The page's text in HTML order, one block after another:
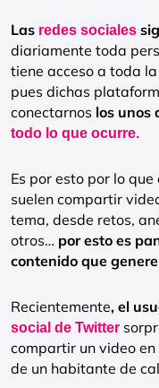
Las redes sociales
diariamente toda
tiene acceso a toda
pues dichas
conectarnos los unos
todo lo que ocurre.
Es por esto por lo
suelen compartir
tema, desde retos,
otros… por esto es
contenido que
Recientemente, el
social de Twitter
compartir un video
de un habitante de